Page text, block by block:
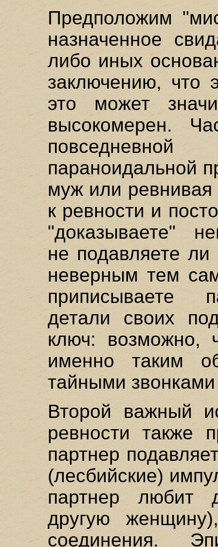
Предположим
назначенное
либо иных
заключению, что
это может
высокомерен.
параноидальной
муж или
к ревности и
"доказываете"
не подавляете
неверным тем
приписываете
детали своих
ключ: возможно,
именно таким
тайными
Второй важный
ревности также
партнер
(лесбийские)
партнер любит
другую
соединения.